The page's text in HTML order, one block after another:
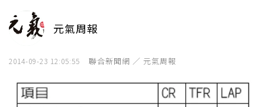
元氣周報
2014-09-23 12:05:55 聯合新聞網 ／ 元氣周報